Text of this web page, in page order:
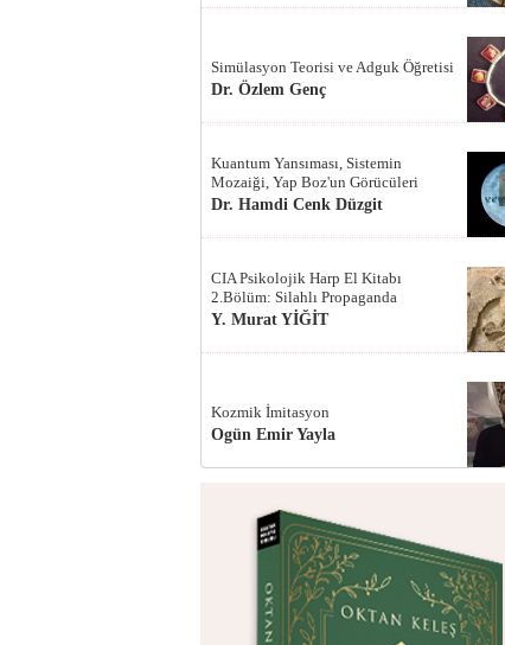
Simülasyon Teorisi ve Adguk Öğretisi
Dr. Özlem Genç
Kuantum Yansıması, Sistemin
Mozaiği, Yap Boz'un Görücüleri
Dr. Hamdi Cenk Düzgit
CIA Psikolojik Harp El Kitabı
2.Bölüm: Silahlı Propaganda
Y. Murat YİĞİT
Kozmik İmitasyon
Ogün Emir Yayla